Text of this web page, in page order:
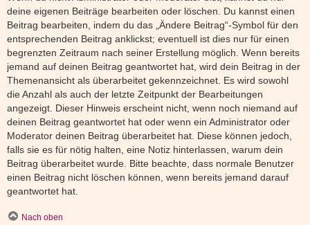
deine eigenen Beiträge bearbeiten oder löschen. Du kannst einen
Beitrag bearbeiten, indem du das „Ändere Beitrag“-Symbol für den
entsprechenden Beitrag anklickst; eventuell ist dies nur für einen
begrenzten Zeitraum nach seiner Erstellung möglich. Wenn bereits
jemand auf deinen Beitrag geantwortet hat, wird dein Beitrag in der
Themenansicht als überarbeitet gekennzeichnet. Es wird sowohl
die Anzahl als auch der letzte Zeitpunkt der Bearbeitungen
angezeigt. Dieser Hinweis erscheint nicht, wenn noch niemand auf
deinen Beitrag geantwortet hat oder wenn ein Administrator oder
Moderator deinen Beitrag überarbeitet hat. Diese können jedoch,
falls sie es für nötig halten, eine Notiz hinterlassen, warum dein
Beitrag überarbeitet wurde. Bitte beachte, dass normale Benutzer
einen Beitrag nicht löschen können, wenn bereits jemand darauf
geantwortet hat.
Nach oben